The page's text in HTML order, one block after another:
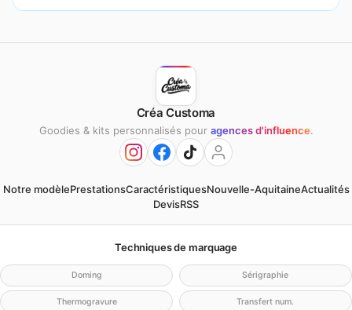
Créa Customa
Goodies & kits personnalisés pour agences d'influence.
Notre modèlePrestationsCaractéristiquesNouvelle-AquitaineActualités
DevisRSS
Techniques de marquage
Doming Sérigraphie
Thermogravure Transfert num.